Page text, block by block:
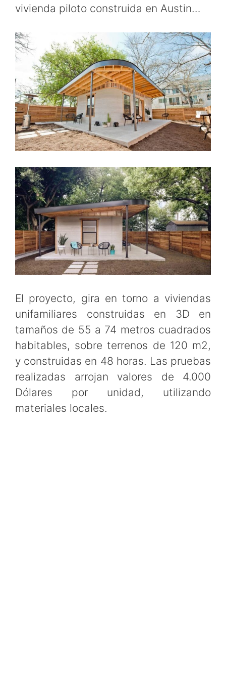
vivienda piloto construida en Austin…
El proyecto, gira en torno a viviendas
unifamiliares construidas en 3D en
tamaños de 55 a 74 metros cuadrados
habitables, sobre terrenos de 120 m2,
y construidas en 48 horas. Las pruebas
realizadas arrojan valores de 4.000
Dólares por unidad, utilizando
materiales locales.